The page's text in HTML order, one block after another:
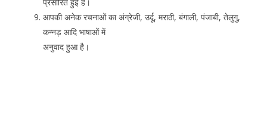
आपकी अनेक रचनाओं का अंग्रेजी, उर्दू, मराठी, बंगाली, पंजाबी, तेलुगु,
कन्नड़ आदि भाषाओं में
अनुवाद हुआ है।